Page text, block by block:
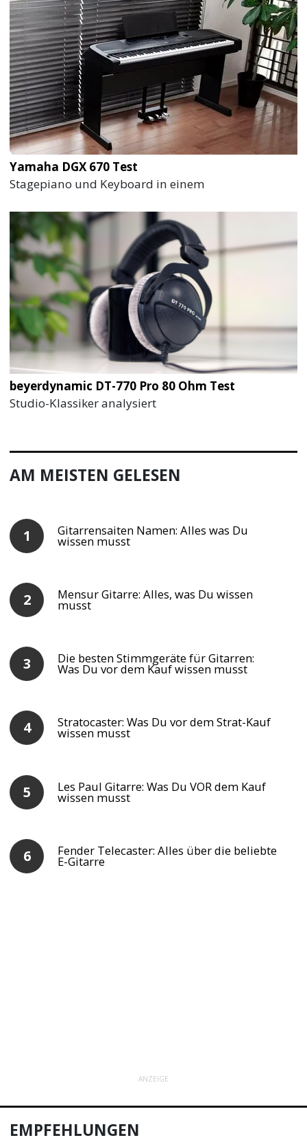
Yamaha DGX 670 Test
Stagepiano und Keyboard in einem
beyerdynamic DT-770 Pro 80 Ohm Test
Studio-Klassiker analysiert
AM MEISTEN GELESEN
Gitarrensaiten Namen: Alles was Du
wissen musst
Mensur Gitarre: Alles, was Du wissen
musst
Die besten Stimmgeräte für Gitarren:
Was Du vor dem Kauf wissen musst
Stratocaster: Was Du vor dem Strat-Kauf
wissen musst
Les Paul Gitarre: Was Du VOR dem Kauf
wissen musst
Fender Telecaster: Alles über die beliebte
E-Gitarre
ANZEIGE
EMPFEHLUNGEN